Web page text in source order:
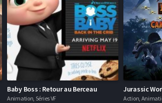
Baby Boss : Retour au Berceau
Animation, Séries VF
Jurassic
Action,